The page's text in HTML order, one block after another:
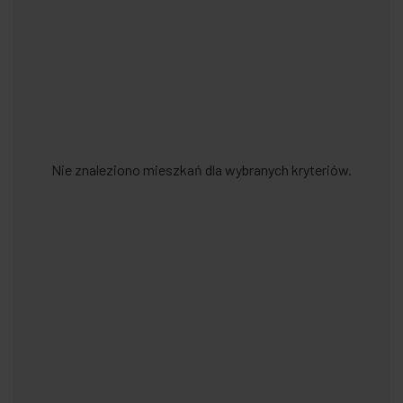
Nie znaleziono mieszkań dla wybranych kryteriów.